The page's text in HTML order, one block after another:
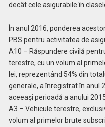
decât cele asigurabile în
În anul 2016, ponderea
PBS pentru activitatea de
A10 – Răspundere civilă
terestre, cu un volum al
lei, reprezentând 54% din
generale, a înregistrat în anul
aceeași perioadă a anului
A3 – Vehicule terestre,
volum al primelor brute